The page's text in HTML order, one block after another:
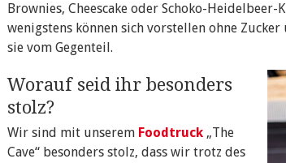
Brownies, Cheescake oder Schoko-Heidelbeer-
wenigstens können sich vorstellen ohne
sie vom Gegenteil.
Worauf seid ihr besonders
stolz?
Wir sind mit unserem Foodtruck „The
Cave“ besonders stolz, dass wir trotz des